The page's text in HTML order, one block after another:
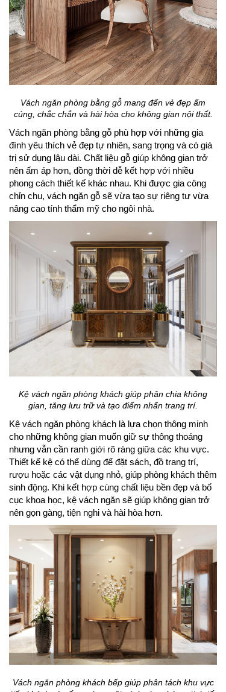
Vách ngăn phòng bằng gỗ mang đến vẻ đẹp ấm
cúng, chắc chắn và hài hòa cho không gian nội thất.
Vách ngăn phòng bằng gỗ phù hợp với những gia
đình yêu thích vẻ đẹp tự nhiên, sang trọng và có giá
trị sử dụng lâu dài. Chất liệu gỗ giúp không gian trở
nên ấm áp hơn, đồng thời dễ kết hợp với nhiều
phong cách thiết kế khác nhau. Khi được gia công
chỉn chu, vách ngăn gỗ sẽ vừa tạo sự riêng tư vừa
nâng cao tính thẩm mỹ cho ngôi nhà.
Kệ vách ngăn phòng khách giúp phân chia không
gian, tăng lưu trữ và tạo điểm nhấn trang trí.
Kệ vách ngăn phòng khách là lựa chọn thông minh
cho những không gian muốn giữ sự thông thoáng
nhưng vẫn cần ranh giới rõ ràng giữa các khu vực.
Thiết kế kệ có thể dùng để đặt sách, đồ trang trí,
rượu hoặc các vật dụng nhỏ, giúp phòng khách thêm
sinh động. Khi kết hợp cùng chất liệu bền đẹp và bố
cục khoa học, kệ vách ngăn sẽ giúp không gian trở
nên gọn gàng, tiện nghi và hài hòa hơn.
Vách ngăn phòng khách bếp giúp phân tách khu vực